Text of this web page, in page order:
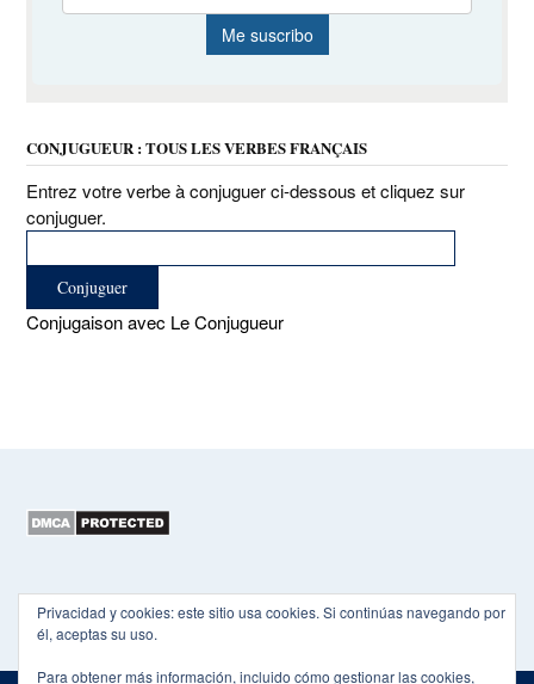
CONJUGUEUR : TOUS LES VERBES FRANÇAIS
Entrez votre verbe à conjuguer ci-dessous et cliquez sur
conjuguer.
Conjugaison avec Le Conjugueur
Privacidad y cookies: este sitio usa cookies. Si continúas navegando por
él, aceptas su uso.
Para obtener más información, incluido cómo gestionar las cookies,
Copyright 2015-2026 EL HEXÁGONO